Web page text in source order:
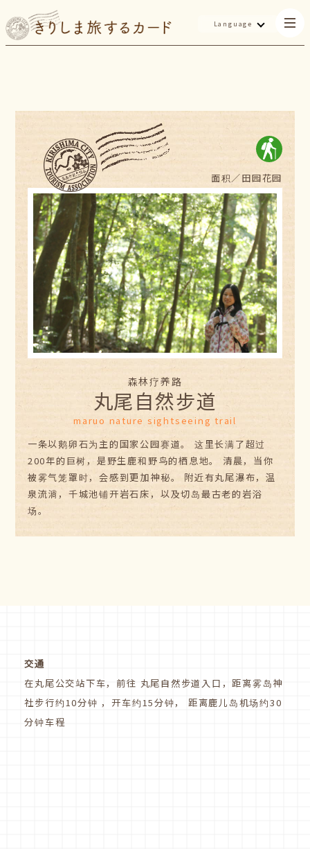
Language
面积／田园花园
森林疗养路
丸尾自然步道
maruo nature sightseeing trail
一条以鹅卵石为主的国家公园赛道。 这里长满了超过
200年的巨树，是野生鹿和野鸟的栖息地。 清晨，当你
被雾气笼罩时，会感到更加神秘。 附近有丸尾瀑布，温
泉流淌，千城池铺开岩石床，以及切岛最古老的岩浴
场。
交通
在丸尾公交站下车，前往 丸尾自然步道入口，距离雾岛神
社步行约10分钟 ，开车约15分钟， 距离鹿儿岛机场约30
分钟车程